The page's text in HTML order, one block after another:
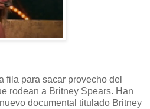
fila para sacar provecho del
rodean a Britney Spears. Han
documental titulado Britney